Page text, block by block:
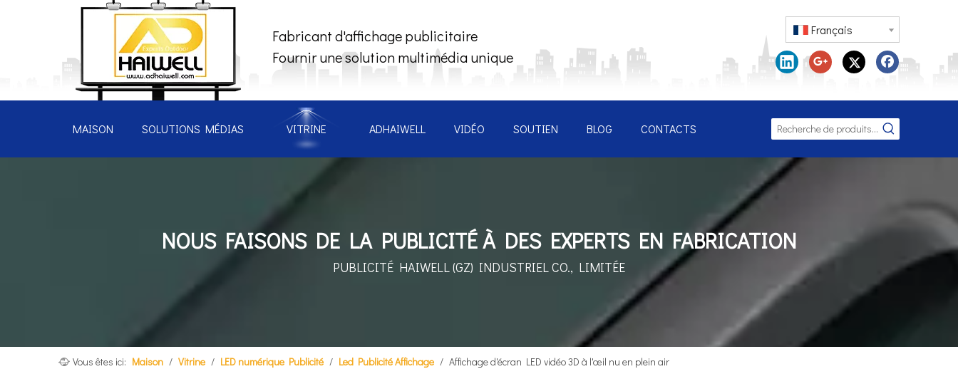
Fabricant d'affichage publicitaire
Fournir une solution multimédia unique
Français
MAISON SOLUTIONS MÉDIAS VITRINE ADHAIWELL VIDÉO SOUTIEN BLOG CONTACTS
NOUS FAISONS DE LA PUBLICITÉ À DES EXPERTS EN FABRICATION
PUBLICITÉ HAIWELL (GZ) INDUSTRIEL CO., LIMITÉE
Vous êtes ici: Maison / Vitrine / LED numérique Publicité / Led Publicité Affichage / Affichage d'écran LED vidéo 3D à l'œil nu en plein air